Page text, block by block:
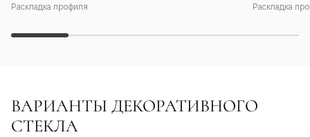
Раскладка профиля Раскладка
ВАРИАНТЫ ДЕКОРАТИВНОГО
СТЕКЛА